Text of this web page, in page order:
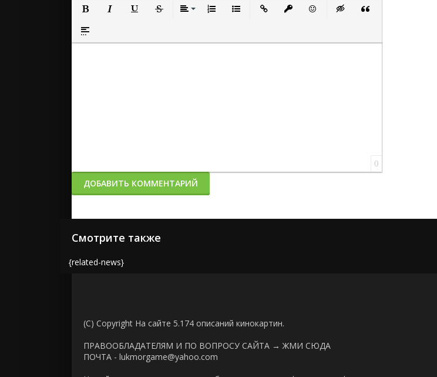
Полужирный
Вставка спойлера
0
ДОБАВИТЬ КОММЕНТАРИЙ
Смотрите также
{related-news}
(C) Copyright На сайте 5.174 описаний кинокартин.
ПРАВООБЛАДАТЕЛЯМ И ПО ВОПРОСУ САЙТА → ЖМИ СЮДА
ПОЧТА - lukmorgame@yahoo.com